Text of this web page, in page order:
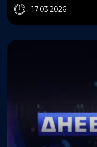
17.03.2026